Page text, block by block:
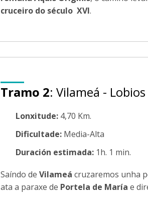
cruceiro do século XVI.
Tramo 2: Vilameá - Lobios
Lonxitude:4,70 Km.
Dificultade:Media-Alta
Duración estimada:1h. 1 min.
Saíndo de Vilameá cruzaremos unha
ata a paraxe de Portela de María e